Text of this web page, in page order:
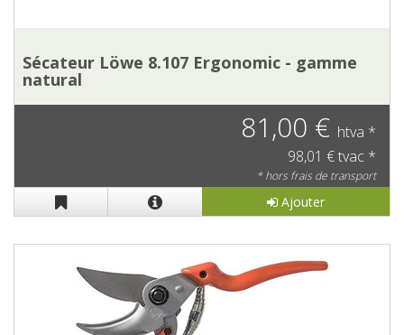
Sécateur Löwe 8.107 Ergonomic - gamme
natural
81,00 € htva *
98,01 € tvac *
* hors frais de transport
Ajouter